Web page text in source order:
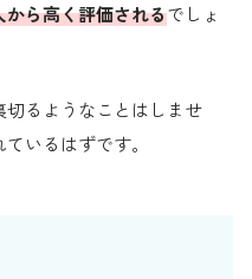
ら高く評価されるでしょ
るようなことはしませ
いるはずです。